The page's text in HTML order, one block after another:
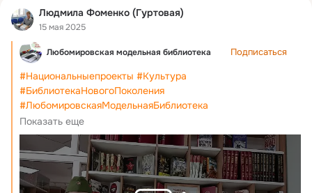
Людмила Фоменко (Гуртовая)
15 мая 2025
Любомировская модельная библиотека Подписаться
#Национальныепроекты #Культура
#БиблиотекаНовогоПоколения
#ЛюбомировскаяМодельнаяБиблиотека
#ПамятьВКаждомСлове
#СимоновК_Малышка #ЧитаетИвашкинГордей
Показать еще